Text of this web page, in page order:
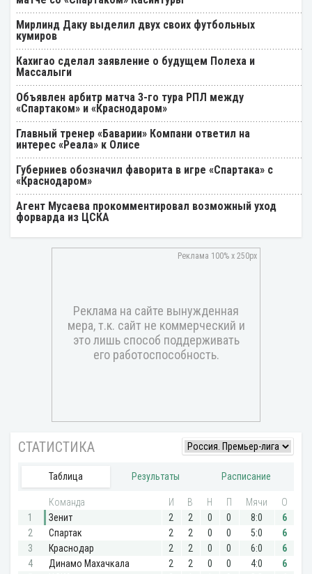
Мирлинд Даку выделил двух своих футбольных
кумиров
Кахигао сделал заявление о будущем Полеха и
Массалыги
Объявлен арбитр матча 3-го тура РПЛ между
«Спартаком» и «Краснодаром»
Главный тренер «Баварии» Компани ответил на
интерес «Реала» к Олисе
Губерниев обозначил фаворита в игре «Спартака» с
«Краснодаром»
Агент Мусаева прокомментировал возможный уход
форварда из ЦСКА